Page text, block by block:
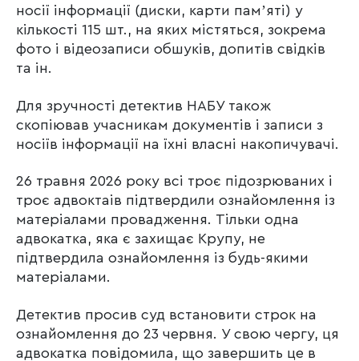
носії інформації (диски, карти памʼяті) у
кількості 115 шт., на яких містяться, зокрема
фото і відеозаписи обшуків, допитів свідків
та ін.
Для зручності детектив НАБУ також
скопіював учасникам документів і записи з
носіїв інформації на їхні власні накопичувачі.
26 травня 2026 року всі троє підозрюваних і
троє адвоктаів підтвердили ознайомлення із
матеріалами провадження. Тільки одна
адвокатка, яка є захищає Крупу, не
підтвердила ознайомлення із будь-якими
матеріалами.
Детектив просив суд встановити строк на
ознайомлення до 23 червня. У свою чергу, ця
адвокатка повідомила, що завершить це в